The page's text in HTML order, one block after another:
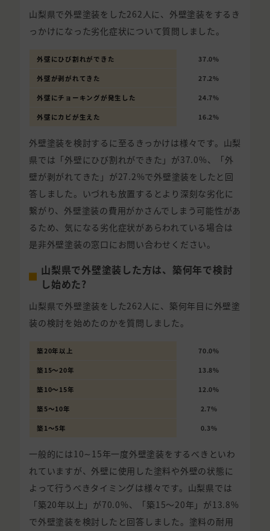
山梨県で外壁塗装をした262人に、外壁塗装をするき
っかけになった劣化症状について質問しました。
外壁にひび割れができた 37.0%
外壁が剥がれてきた 27.2%
外壁にチョーキングが発生した 24.7%
外壁にカビが生えた 16.2%
外壁塗装を検討するに至るきっかけは様々です。山梨
県では「外壁にひび割れができた」が37.0%、「外
壁が剥がれてきた」が27.2%で外壁塗装をしたと回
答しました。いづれも放置するとより深刻な劣化に
繋がり、外壁塗装の費用がかさんでしまう可能性があ
るため、気になる劣化症状があらわれている場合は
是非外壁塗装の窓口にお問い合わせください。
山梨県で外壁塗装した方は、築何年で検討
し始めた?
山梨県で外壁塗装をした262人に、築何年目に外壁塗
装の検討を始めたのかを質問しました。
築20年以上 70.0%
築15〜20年 13.8%
築10〜15年 12.0%
築5〜10年 2.7%
築1〜5年 0.3%
一般的には10∼15年一度外壁塗装をするべきといわ
れていますが、外壁に使用した塗料や外壁の状態に
よって行うべきタイミングは様々です。山梨県では
「築20年以上」が70.0%、「築15〜20年」が13.8%
で外壁塗装を検討したと回答しました。塗料の耐用